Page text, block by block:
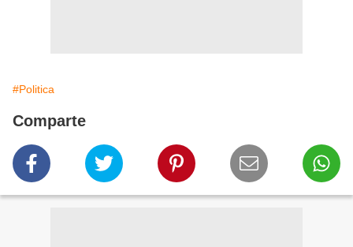
#Politica
Comparte